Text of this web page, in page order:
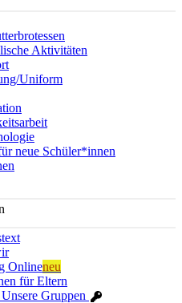
Aktivitäten
Uniform
neue Schüler*innen
Onlineneu
für Eltern
Gruppen